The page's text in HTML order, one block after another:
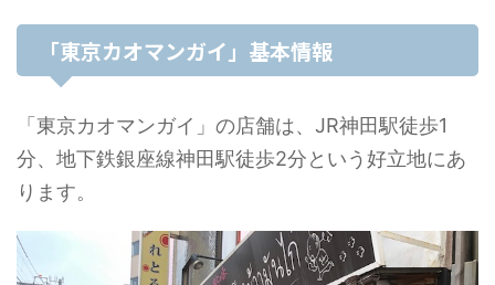
「東京カオマンガイ」基本情報
「東京カオマンガイ」の店舗は、JR神田駅徒歩1
分、地下鉄銀座線神田駅徒歩2分という好立地にあ
ります。